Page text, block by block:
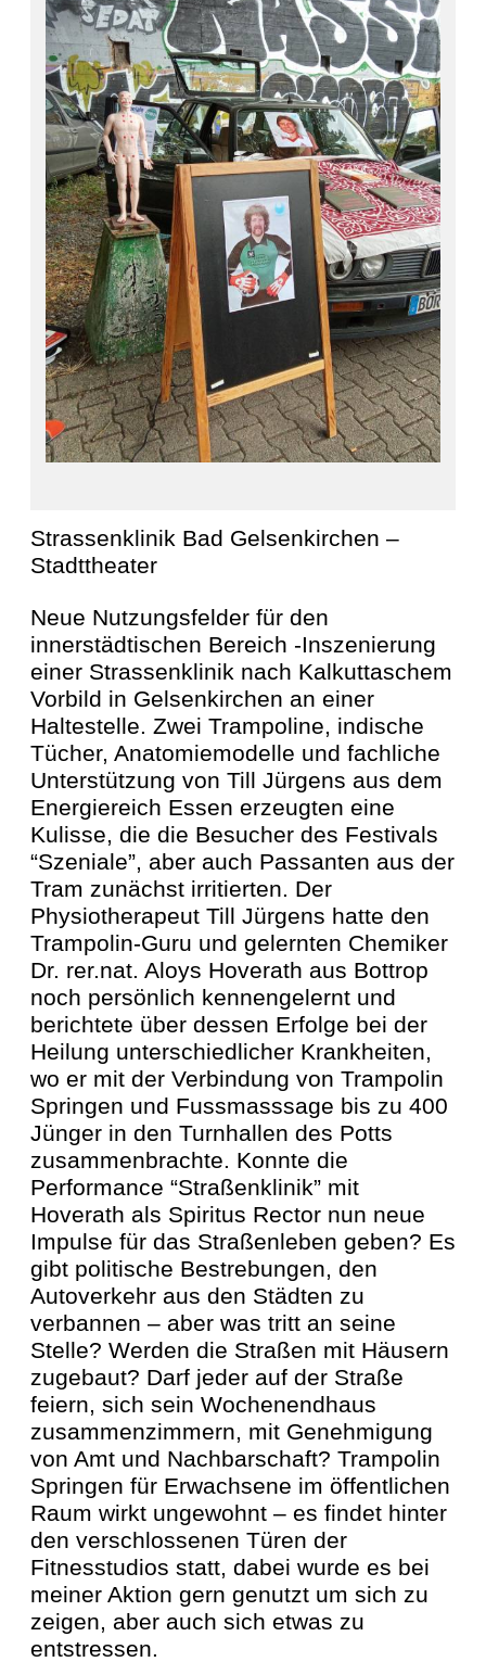
Strassenklinik Bad Gelsenkirchen –
Stadttheater
Neue Nutzungsfelder für den
innerstädtischen Bereich -Inszenierung
einer Strassenklinik nach Kalkuttaschem
Vorbild in Gelsenkirchen an einer
Haltestelle. Zwei Trampoline, indische
Tücher, Anatomiemodelle und fachliche
Unterstützung von Till Jürgens aus dem
Energiereich Essen erzeugten eine
Kulisse, die die Besucher des Festivals
“Szeniale”, aber auch Passanten aus der
Tram zunächst irritierten. Der
Physiotherapeut Till Jürgens hatte den
Trampolin-Guru und gelernten Chemiker
Dr. rer.nat. Aloys Hoverath aus Bottrop
noch persönlich kennengelernt und
berichtete über dessen Erfolge bei der
Heilung unterschiedlicher Krankheiten,
wo er mit der Verbindung von Trampolin
Springen und Fussmasssage bis zu 400
Jünger in den Turnhallen des Potts
zusammenbrachte. Konnte die
Performance “Straßenklinik” mit
Hoverath als Spiritus Rector nun neue
Impulse für das Straßenleben geben? Es
gibt politische Bestrebungen, den
Autoverkehr aus den Städten zu
verbannen – aber was tritt an seine
Stelle? Werden die Straßen mit Häusern
zugebaut? Darf jeder auf der Straße
feiern, sich sein Wochenendhaus
zusammenzimmern, mit Genehmigung
von Amt und Nachbarschaft? Trampolin
Springen für Erwachsene im öffentlichen
Raum wirkt ungewohnt – es findet hinter
den verschlossenen Türen der
Fitnesstudios statt, dabei wurde es bei
meiner Aktion gern genutzt um sich zu
zeigen, aber auch sich etwas zu
entstressen.